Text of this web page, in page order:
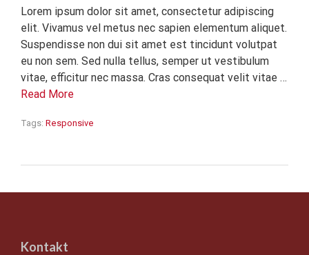
Lorem ipsum dolor sit amet, consectetur adipiscing
elit. Vivamus vel metus nec sapien elementum aliquet.
Suspendisse non dui sit amet est tincidunt volutpat
eu non sem. Sed nulla tellus, semper ut vestibulum
vitae, efficitur nec massa. Cras consequat velit vitae …
Read More
Tags: Responsive
Kontakt